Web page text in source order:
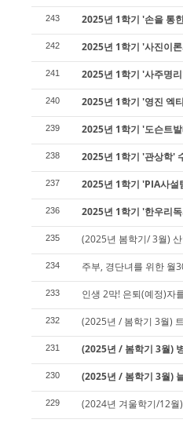
243 2025년 1학기 '손을 통
242 2025년 1학기 '사진이
241 2025년 1학기 '사주명
240 2025년 1학기 '영진 엑
239 2025년 1학기 '도슨트
238 2025년 1학기 '관상학'
237 2025년 1학기 'PIA사설
236 2025년 1학기 '한우리
235 (2025년 봄학기/ 3월)
234 주부, 경단녀를 위한 월
233 인생 2막! 은퇴(예정)자
232 (2025년 / 봄학기 3월)
231 (2025년 / 봄학기 3월)
230 (2025년 / 봄학기 3월)
229 (2024년 겨울학기/12월